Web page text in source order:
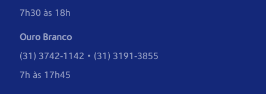
7h30 às 18h
Ouro Branco
(31) 3742-1142 • (31) 3191-3855
7h às 17h45